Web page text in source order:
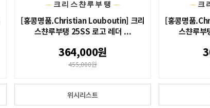
크리스챤루부탱
[홍콩명품.Christian Louboutin] 크리
스챤루부탱 25SS 로고 레더 ...
364,000원
455,000원
위시리스트
크
[홍콩명품
스챤루부